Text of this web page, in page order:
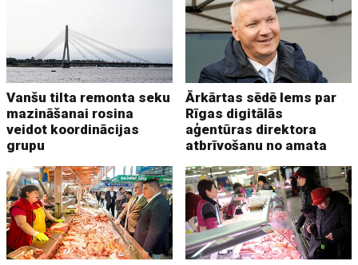
Vanšu tilta remonta seku
mazināšanai rosina
veidot koordinācijas
grupu
Ārkārtas sēdē lems par
Rīgas digitālās
aģentūras direktora
atbrīvošanu no amata